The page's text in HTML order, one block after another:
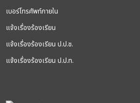
เบอร์โทรศัพท์ภายใน
แจ้งเรื่องร้องเรียน
แจ้งเรื่องร้องเรียน ป.ป.ช.
แจ้งเรื่องร้องเรียน ป.ป.ท.